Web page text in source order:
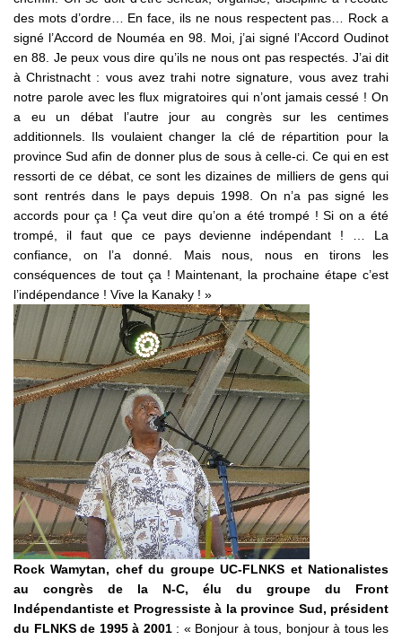
des mots d’ordre… En face, ils ne nous respectent pas… Rock a
signé l’Accord de Nouméa en 98. Moi, j’ai signé l’Accord Oudinot
en 88. Je peux vous dire qu’ils ne nous ont pas respectés. J’ai dit
à Christnacht : vous avez trahi notre signature, vous avez trahi
notre parole avec les flux migratoires qui n’ont jamais cessé ! On
a eu un débat l’autre jour au congrès sur les centimes
additionnels. Ils voulaient changer la clé de répartition pour la
province Sud afin de donner plus de sous à celle-ci. Ce qui en est
ressorti de ce débat, ce sont les dizaines de milliers de gens qui
sont rentrés dans le pays depuis 1998. On n’a pas signé les
accords pour ça ! Ça veut dire qu’on a été trompé ! Si on a été
trompé, il faut que ce pays devienne indépendant ! … La
confiance, on l’a donné. Mais nous, nous en tirons les
conséquences de tout ça ! Maintenant, la prochaine étape c’est
l’indépendance ! Vive la Kanaky ! »
Rock Wamytan, chef du groupe UC-FLNKS et Nationalistes
au congrès de la N-C, élu du groupe du Front
Indépendantiste et Progressiste à la province Sud, président
du FLNKS de 1995 à 2001: « Bonjour à tous, bonjour à tous les